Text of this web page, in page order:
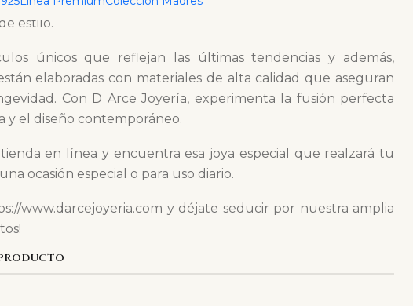
estilo.
únicos que reflejan las últimas tendencias y además,
elaboradas con materiales de alta calidad que aseguran
Con D Arce Joyería, experimenta la fusión perfecta
y el diseño contemporáneo.
en línea y encuentra esa joya especial que realzará tu
ocasión especial o para uso diario.
www.darcejoyeria.com y déjate seducir por nuestra amplia